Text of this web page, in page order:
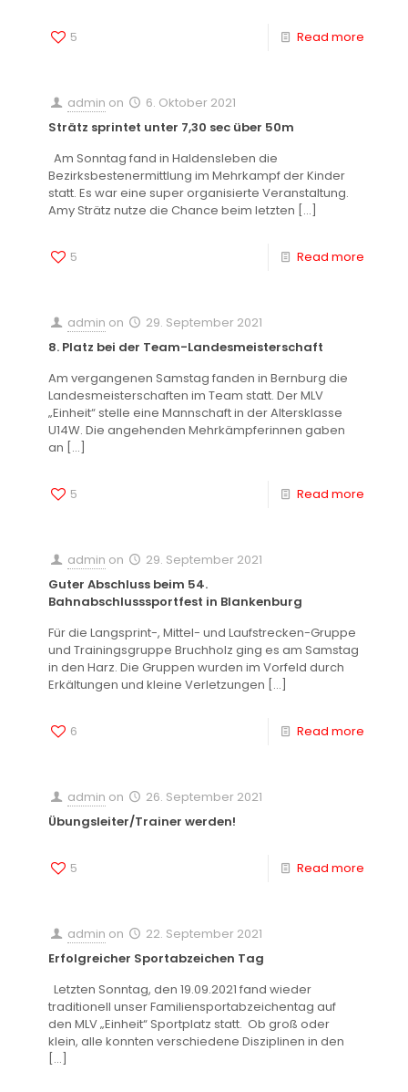
5 Read more
admin on
6. Oktober 2021
Strätz sprintet unter 7,30 sec über 50m
Am Sonntag fand in Haldensleben die
Bezirksbestenermittlung im Mehrkampf der Kinder
statt. Es war eine super organisierte Veranstaltung.
Amy Strätz nutze die Chance beim letzten […]
5 Read more
admin on
29. September 2021
8. Platz bei der Team-Landesmeisterschaft
Am vergangenen Samstag fanden in Bernburg die
Landesmeisterschaften im Team statt. Der MLV
„Einheit“ stelle eine Mannschaft in der Altersklasse
U14W. Die angehenden Mehrkämpferinnen gaben
an […]
5 Read more
admin on
29. September 2021
Guter Abschluss beim 54.
Bahnabschlusssportfest in Blankenburg
Für die Langsprint-, Mittel- und Laufstrecken-Gruppe
und Trainingsgruppe Bruchholz ging es am Samstag
in den Harz. Die Gruppen wurden im Vorfeld durch
Erkältungen und kleine Verletzungen […]
6 Read more
admin on
26. September 2021
Übungsleiter/Trainer werden!
5 Read more
admin on
22. September 2021
Erfolgreicher Sportabzeichen Tag
Letzten Sonntag, den 19.09.2021 fand wieder
traditionell unser Familiensportabzeichentag auf
den MLV „Einheit“ Sportplatz statt. Ob groß oder
klein, alle konnten verschiedene Disziplinen in den
[…]